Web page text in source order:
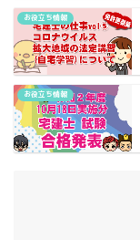
お役立ち情報
お役立ち情報